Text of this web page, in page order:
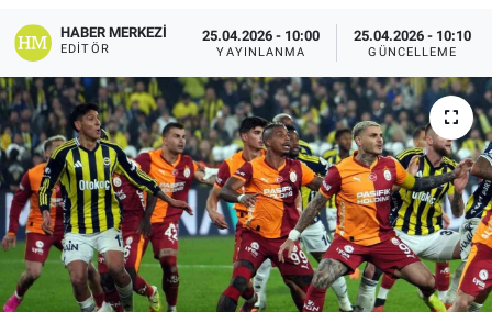
HABER MERKEZI
EDITÖR
25.04.2026 - 10:00
YAYINLANMA
25.04.2026 - 10:10
GÜNCELLEME